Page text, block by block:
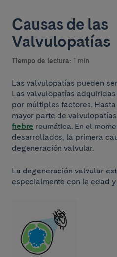
Causas de las
Valvulopatías
Tiempo de lectura: 1 min
Las valvulopatías pueden
Las valvulopatías
por múltiples factores.
mayor parte de
fiebre reumática. En el
desarrollados, la primera
degeneración valvular.
La degeneración valvular
especialmente con la edad